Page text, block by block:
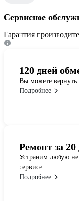
Сервисное
Гарантия
120 дней
Вы можете вернуть
Подробнее
Ремонт за 20
Устраним любую
сервисе
Подробнее